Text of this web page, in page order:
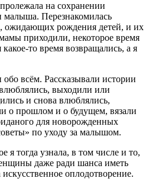
на сохранении
малыша. Перезнакомилась
рождения детей, и их
приходили, некоторое время
то время возвращались, а я
всём. Рассказывали истории
выходили или
и снова влюблялись,
о прошлом и о будущем, вязали
для новорожденных
по уходу за малышом.
я тогда узнала, в том числе и то,
даже ради шанса иметь
оплодотворение.